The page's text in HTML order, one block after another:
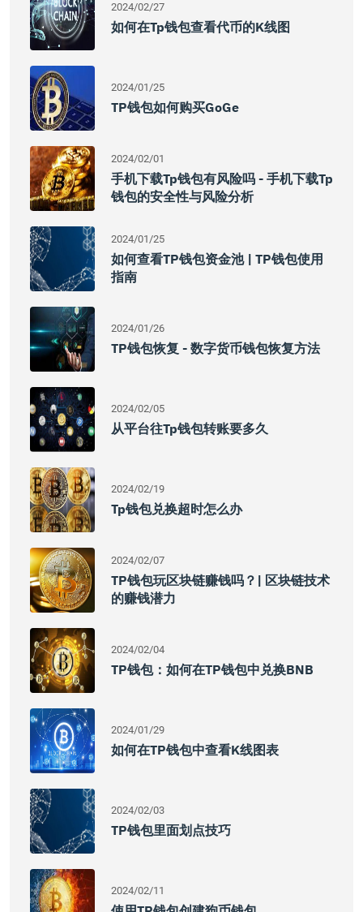
2024/02/27
如何在tp钱包查看代币的k线图
2024/01/25
TP钱包如何购买GoGe
2024/02/01
手机下载tp钱包有风险吗 - 手机下载tp
钱包的安全性与风险分析
2024/01/25
如何查看TP钱包资金池 | TP钱包使用
指南
2024/01/26
TP钱包恢复 - 数字货币钱包恢复方法
2024/02/05
从平台往tp钱包转账要多久
2024/02/19
Tp钱包兑换超时怎么办
2024/02/07
TP钱包玩区块链赚钱吗？| 区块链技术
的赚钱潜力
2024/02/04
TP钱包：如何在TP钱包中兑换BNB
2024/01/29
如何在TP钱包中查看K线图表
2024/02/03
TP钱包里面划点技巧
2024/02/11